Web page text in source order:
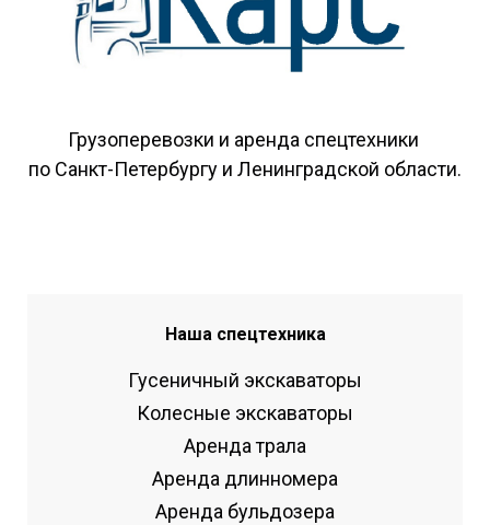
Грузоперевозки и аренда спецтехники
по Санкт-Петербургу и Ленинградской области.
Наша спецтехника
Гусеничный экскаваторы
Колесные экскаваторы
Аренда трала
Аренда длинномера
Аренда бульдозера